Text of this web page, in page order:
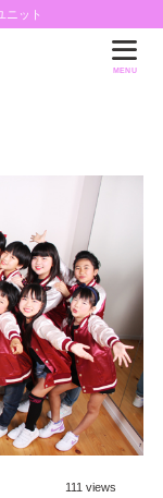
ニット
MENU
111 views